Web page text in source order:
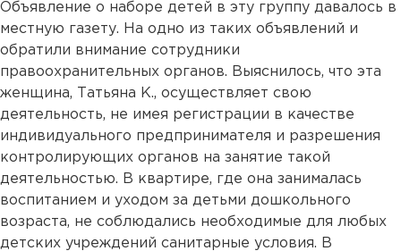
Объявление о наборе детей в эту группу давалось в
местную газету. На одно из таких объявлений и
обратили внимание сотрудники
правоохранительных органов. Выяснилось, что эта
женщина, Татьяна К., осуществляет свою
деятельность, не имея регистрации в качестве
индивидуального предпринимателя и разрешения
контролирующих органов на занятие такой
деятельностью. В квартире, где она занималась
воспитанием и уходом за детьми дошкольного
возраста, не соблюдались необходимые для любых
детских учреждений санитарные условия. В